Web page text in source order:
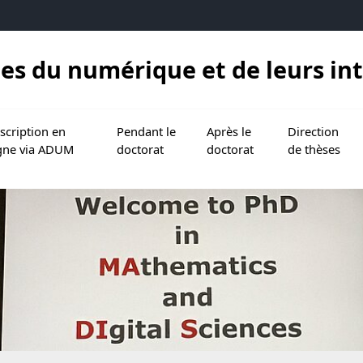
du numérique et de leurs
en
via ADUM
Pendant le
doctorat
Après le
doctorat
Direction
de thèses